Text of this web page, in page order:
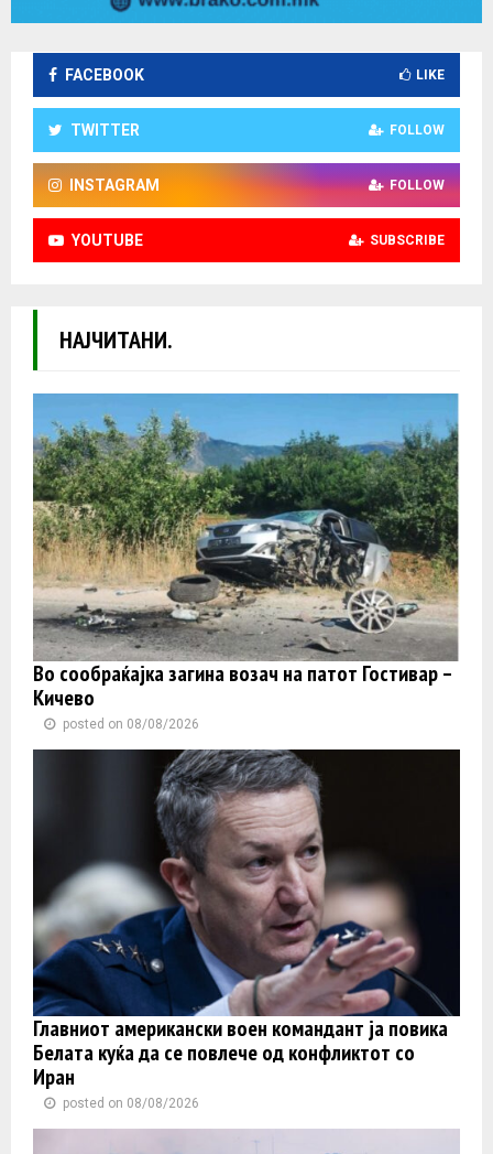
FACEBOOK LIKE
TWITTER FOLLOW
INSTAGRAM FOLLOW
YOUTUBE SUBSCRIBE
НАЈЧИТАНИ.
Во сообраќајка загина возач на патот Гостивар –
Кичево
posted on 08/08/2026
Главниот американски воен командант ја повика
Белата куќа да се повлече од конфликтот со
Иран
posted on 08/08/2026